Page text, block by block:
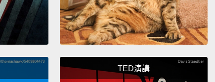
TED演講